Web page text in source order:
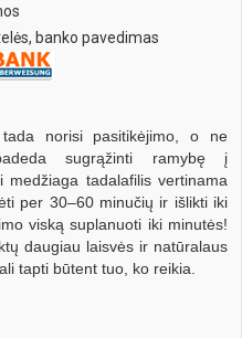
banko pavedimas
norisi pasitikėjimo, o ne
sugrąžinti ramybę į
medžiaga tadalafilis vertinama
per 30–60 minučių ir išlikti iki
viską suplanuoti iki minutės!
daugiau laisvės ir natūralaus
tapti būtent tuo, ko reikia.